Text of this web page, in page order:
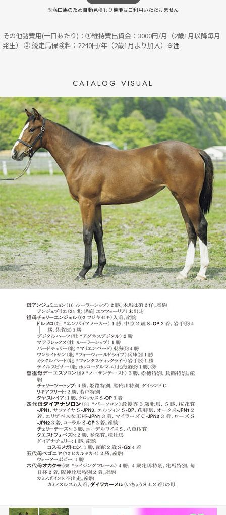
※満口馬のため自動見積もり機能はご利用いただけません
その他諸費用(一口あたり)：①維持費出資金：3000円/月（2歳1月以降毎月
発生） ② 競走馬保険料：2240円/年（2歳1月より加入） ※注
CATALOG VISUAL